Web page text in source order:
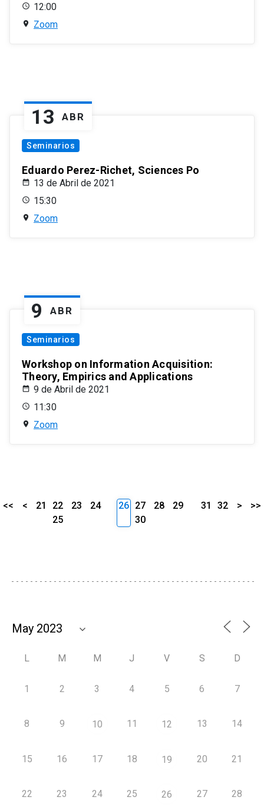
12:00
Zoom
13 ABR
Seminarios
Eduardo Perez-Richet, Sciences Po
13 de Abril de 2021
15:30
Zoom
9 ABR
Seminarios
Workshop on Information Acquisition:
Theory, Empirics and Applications
9 de Abril de 2021
11:30
Zoom
<< < 21 22 23
24
25
26 27 28
29
30
31 32 > >>
L M M J V S D
1 2 3 4 5 6 7
8 9 10 11 12 13 14
15 16 17 18 19 20 21
22 23 24 25 26 27 28